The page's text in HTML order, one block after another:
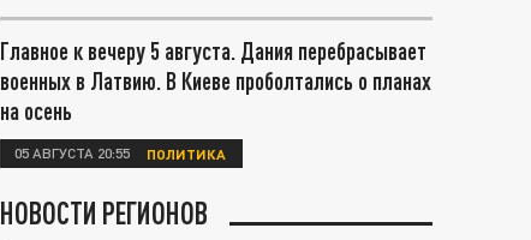
Главное к вечеру 5 августа. Дания перебрасывает
военных в Латвию. В Киеве проболтались о планах
на осень
05 АВГУСТА 20:55 ПОЛИТИКА
НОВОСТИ РЕГИОНОВ